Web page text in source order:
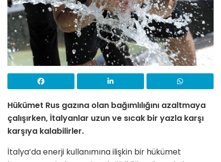
Hükümet Rus gazına olan bağımlılığını azaltmaya
çalışırken, İtalyanlar uzun ve sıcak bir yazla karşı
karşıya kalabilirler.
İtalya’da enerji kullanımına ilişkin bir hükümet